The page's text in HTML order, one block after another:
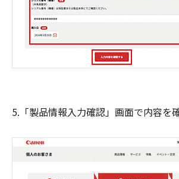
5.「製品情報入力確認」画面で内容を